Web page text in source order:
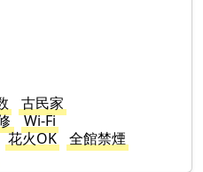
古民家
Wi-Fi
花火OK
全館禁煙